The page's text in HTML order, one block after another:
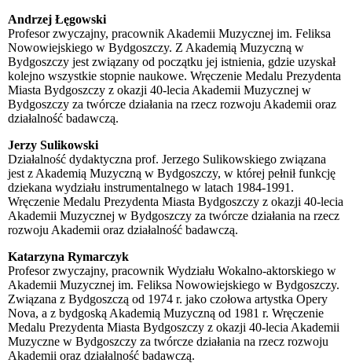
Andrzej Łęgowski
Profesor zwyczajny, pracownik Akademii Muzycznej im. Feliksa
Nowowiejskiego w Bydgoszczy. Z Akademią Muzyczną w
Bydgoszczy jest związany od początku jej istnienia, gdzie uzyskał
kolejno wszystkie stopnie naukowe. Wręczenie Medalu Prezydenta
Miasta Bydgoszczy z okazji 40-lecia Akademii Muzycznej w
Bydgoszczy za twórcze działania na rzecz rozwoju Akademii oraz
działalność badawczą.
Jerzy Sulikowski
Działalność dydaktyczna prof. Jerzego Sulikowskiego związana
jest z Akademią Muzyczną w Bydgoszczy, w której pełnił funkcję
dziekana wydziału instrumentalnego w latach 1984-1991.
Wręczenie Medalu Prezydenta Miasta Bydgoszczy z okazji 40-lecia
Akademii Muzycznej w Bydgoszczy za twórcze działania na rzecz
rozwoju Akademii oraz działalność badawczą.
Katarzyna Rymarczyk
Profesor zwyczajny, pracownik Wydziału Wokalno-aktorskiego w
Akademii Muzycznej im. Feliksa Nowowiejskiego w Bydgoszczy.
Związana z Bydgoszczą od 1974 r. jako czołowa artystka Opery
Nova, a z bydgoską Akademią Muzyczną od 1981 r.Wręczenie
Medalu Prezydenta Miasta Bydgoszczy z okazji 40-lecia Akademii
Muzyczne w Bydgoszczy za twórcze działania na rzecz rozwoju
Akademii oraz działalność badawczą.